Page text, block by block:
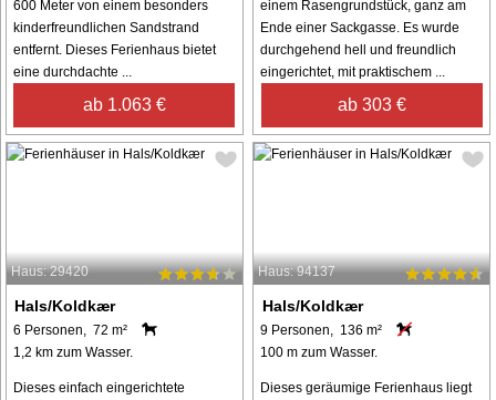
600 Meter von einem besonders
kinderfreundlichen Sandstrand
entfernt. Dieses Ferienhaus bietet
eine durchdachte ...
ab 1.063 €
einem Rasengrundstück, ganz am
Ende einer Sackgasse. Es wurde
durchgehend hell und freundlich
eingerichtet, mit praktischem ...
ab 303 €
Haus: 29420
Hals/Koldkær
6 Personen, 72 m²
1,2 km zum Wasser.
Dieses einfach eingerichtete
Haus: 94137
Hals/Koldkær
9 Personen, 136 m²
100 m zum Wasser.
Dieses geräumige Ferienhaus liegt